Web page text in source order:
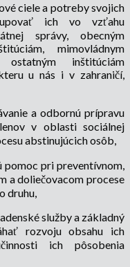
ciele a potreby svojich
ich vo vzťahu
správy, obecným
mimovládnym
ostatným inštitúciám
u nás i v zahraničí,
a odbornú prípravu
v oblasti sociálnej
abstinujúcich osôb,
pri preventívnom,
a doliečovacom procese
druhu,
služby a základný
rozvoju obsahu ich
ich pôsobenia